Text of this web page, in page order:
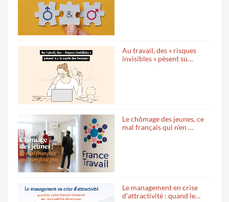
Au travail, des « risques
invisibles » pèsent su…
Le chômage des jeunes, ce
mal français qui n'en …
Le management en crise
d'attractivité : quand le…